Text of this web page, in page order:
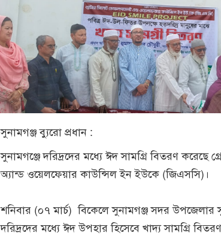
সুনামগঞ্জ ব্যুরো প্রধান :
‎সুনামগঞ্জে দরিদ্রদের মধ্যে ঈদ সামগ্রি বিতরণ করেছে
অ্যান্ড ওয়েলফেয়ার কাউন্সিল ইন ইউকে (জিএসসি)।
‎শনিবার (০৭ মার্চ) বিকেলে সুনামগঞ্জ সদর
দরিদ্রদের মধ্যে ঈদ উপহার হিসেবে খাদ্য সামগ্রি